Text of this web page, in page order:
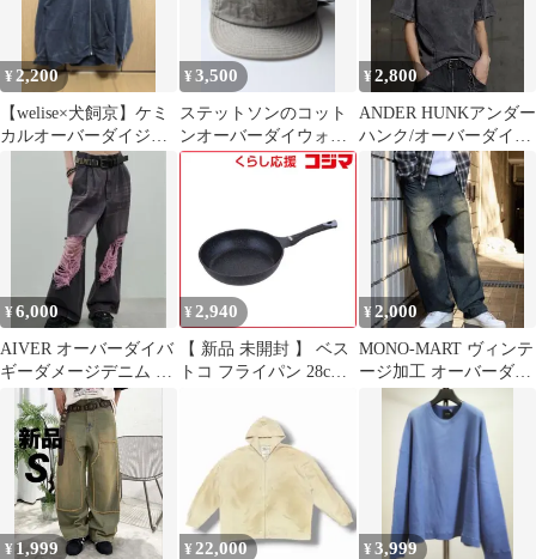
¥2,200
【welise×犬飼京】ケミ
カルオーバーダイジッ
プアップパーカー ブラ
¥3,500
ステットソンのコット
ンオーバーダイウォッ
シュドキャップ ベー
¥2,800
ANDER HUNKアンダー
ハンク/オーバーダイス
テッチデザインTシャ
¥6,000
AIVER オーバーダイバ
ギーダメージデニム パ
ープル系【完売品】M
サイズ
¥ 2,940
【 新品 未開封 】 ベス
トコ フライパン 28cm
ドコート マーブル イー
ジーライト ネオ
ND3503 未使用 送料無
¥2,000
MONO-MART ヴィンテ
ージ加工 オーバーダイ
ワイドデニムパンツ メ
¥1,999 ¥ 22,000 ¥3,999